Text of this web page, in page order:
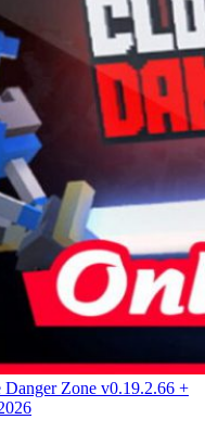
Zone v0.19.2.66 +